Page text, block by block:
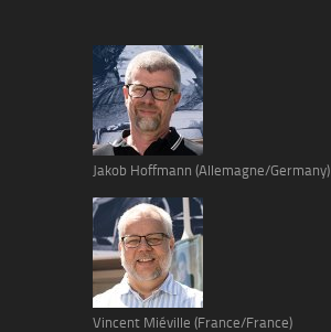
Jakob Hoffmann (Allemagne/Germany)
Vincent Miéville (France/France)